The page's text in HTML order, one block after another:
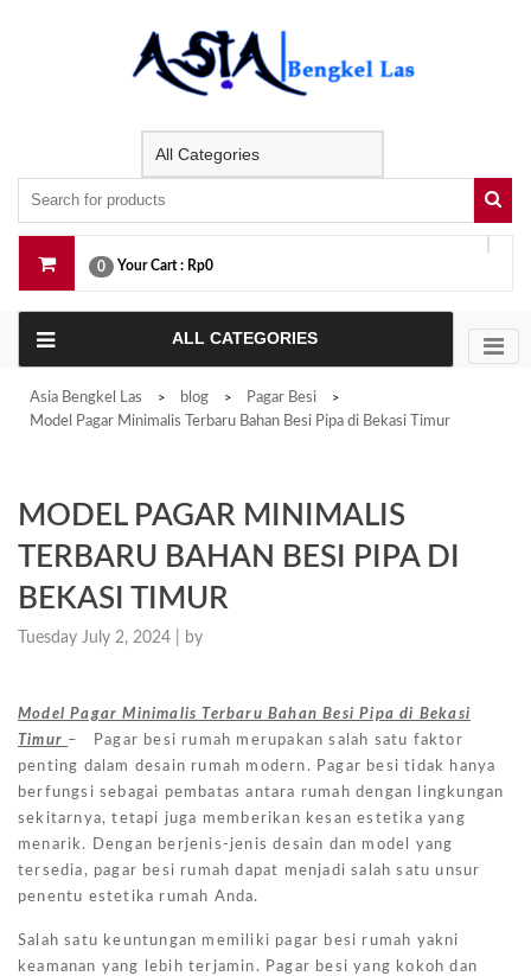
0 Your Cart : Rp0
ALL CATEGORIES
Asia Bengkel Las > blog > Pagar Besi >
Model Pagar Minimalis Terbaru Bahan Besi Pipa di Bekasi Timur
MODEL PAGAR MINIMALIS
TERBARU BAHAN BESI PIPA DI
BEKASI TIMUR
Tuesday July 2, 2024 | by
Model Pagar Minimalis Terbaru Bahan Besi Pipa di Bekasi
Timur – Pagar besi rumah merupakan salah satu faktor
penting dalam desain rumah modern. Pagar besi tidak hanya
berfungsi sebagai pembatas antara rumah dengan lingkungan
sekitarnya, tetapi juga memberikan kesan estetika yang
menarik. Dengan berjenis-jenis desain dan model yang
tersedia, pagar besi rumah dapat menjadi salah satu unsur
penentu estetika rumah Anda.
Salah satu keuntungan memiliki pagar besi rumah yakni
keamanan yang lebih terjamin. Pagar besi yang kokoh dan